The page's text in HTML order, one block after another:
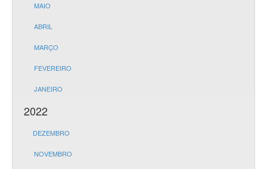
MAIO
ABRIL
MARÇO
FEVEREIRO
JANEIRO
2022
DEZEMBRO
NOVEMBRO